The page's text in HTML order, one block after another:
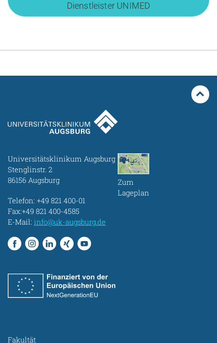
Dienstleister UNIMED
Universitätsklinikum Augsburg
Stenglinstr. 2
86156 Augsburg
Telefon: +49 821 400-01
Fax:+49 821 400-4585
E-Mail: info@uk-augsburg.de
Zum
Lageplan
Fakultät